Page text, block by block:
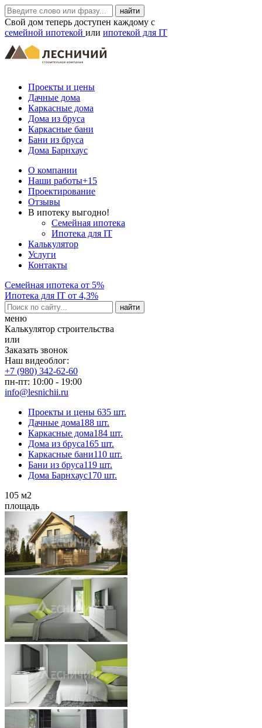
Свой дом теперь доступен каждому с
семейной ипотекой или ипотекой для IT
Проекты и цены
Дачные дома
Каркасные дома
Дома из бруса
Каркасные бани
Бани из бруса
Дома Барнхаус
О компании
Наши работы+15
Проектирование
Отзывы
В ипотеку выгодно!
Семейная ипотека
Ипотека для IT
Калькулятор
Услуги
Контакты
Семейная ипотека от 5%
Ипотека для IT от 4,3%
меню
Калькулятор строительства
или
Заказать звонок
Наш видеоблог:
+7 (980) 342-62-60
пн-пт: 10:00 - 19:00
info@lesnichii.ru
Проекты и цены 635 шт.
Дачные дома188 шт.
Каркасные дома184 шт.
Дома из бруса165 шт.
Каркасные бани110 шт.
Бани из бруса119 шт.
Дома Барнхаус170 шт.
105 м2
площадь